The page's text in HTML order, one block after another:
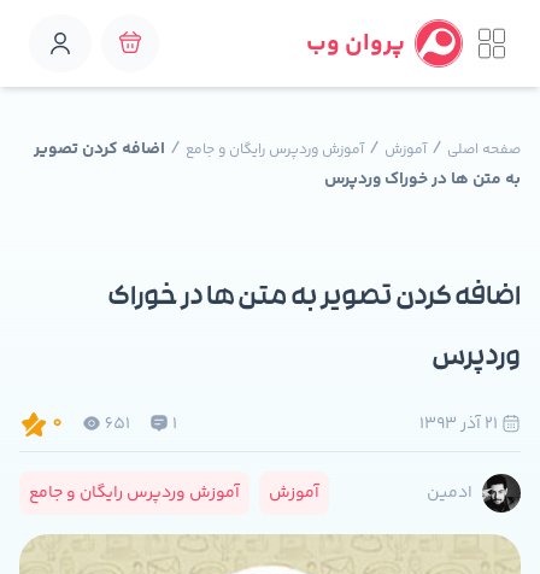
پروان وب
صفحه اصلی /آموزش /آموزش وردپرس رایگان و جامع / اضافه کردن تصویر
به متن ها در خوراک وردپرس
1
651
0
اضافه کردن تصویر به متن ها در خوراک
وردپرس
ادمین آموزش آموزش وردپرس رایگان و جامع